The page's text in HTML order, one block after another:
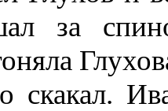
за
скакал.